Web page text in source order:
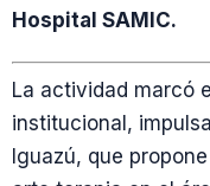
Hospital SAMIC.
La actividad marcó
institucional,
Iguazú, que